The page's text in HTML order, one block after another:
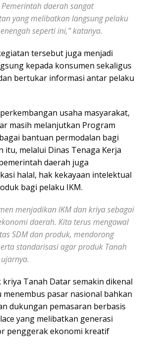
daerah sangat
yang melibatkan langsung pelaku
seperti ini,” katanya.
tersebut juga menjadi
kepada konsumen sekaligus
bertukar informasi antar pelaku
usaha masyarakat,
masih melanjutkan Program
bantuan permodalan bagi
itu, melalui Dinas Tenaga Kerja
daerah juga
halal, hak kekayaan intelektual
bagi pelaku IKM.
menjadikan IKM dan kriya sebagai
daerah. Kita terus mengawal
SDM dan produk, mendorong
standarisasi agar produk Tanah
Tanah Datar semakin dikenal
menembus pasar nasional bahkan
dukungan pemasaran berbasis
yang melibatkan generasi
penggerak ekonomi kreatif